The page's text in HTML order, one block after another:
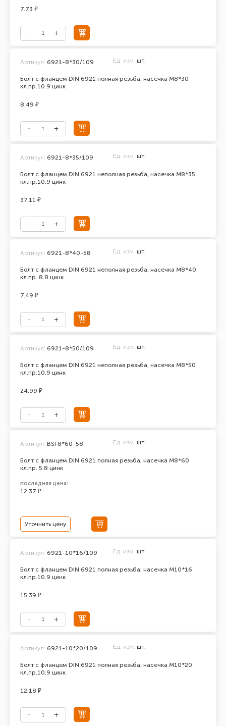
7.73 ₽
Болт с фланцем DIN 6921 полная резьба, насечка М8*30
кл.пр.10.9 цинк
Артикул: 6921-8*30/109 Ед. изм. шт.
8.49 ₽
Болт с фланцем DIN 6921 неполная резьба, насечка М8*35
кл.пр.10.9 цинк
Артикул: 6921-8*35/109 Ед. изм. шт.
37.11 ₽
Болт с фланцем DIN 6921 неполная резьба, насечка М8*40
кл.пр. 8.8 цинк
Артикул: 6921-8*40-58 Ед. изм. шт.
7.49 ₽
Болт с фланцем DIN 6921 неполная резьба, насечка М8*50
кл.пр.10.9 цинк
Артикул: 6921-8*50/109 Ед. изм. шт.
24.99 ₽
Болт с фланцем DIN 6921 полная резьба, насечка М8*60
кл.пр. 5.8 цинк
Артикул: BSF8*60-58 Ед. изм. шт.
последняя цена:
12.37 ₽
Уточнить цену
Болт с фланцем DIN 6921 полная резьба, насечка М10*16
кл.пр.10.9 цинк
Артикул: 6921-10*16/109 Ед. изм. шт.
15.39 ₽
Болт с фланцем DIN 6921 полная резьба, насечка М10*20
кл.пр.10.9 цинк
Артикул: 6921-10*20/109 Ед. изм. шт.
12.18 ₽